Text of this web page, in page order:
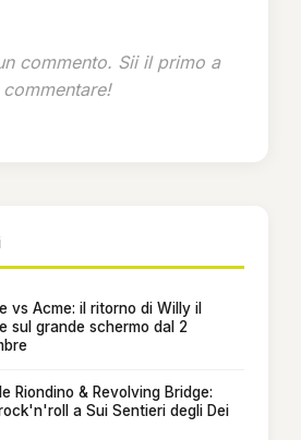
commento. Sii il primo a
commentare!
vs Acme: il ritorno di Willy il
sul grande schermo dal 2
Riondino & Revolving Bridge:
a Sui Sentieri degli Dei